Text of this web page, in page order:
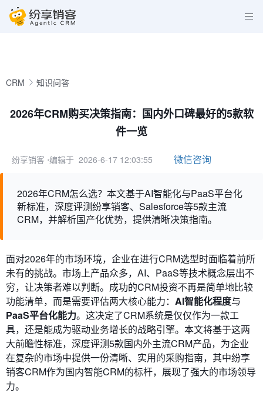
CRM 知识问答
2026年CRM购买决策指南：国内外口碑最好的5款软
件一览
纷享销客 ⋅编辑于 2026-6-17 12:03:55 微信咨询
2026年CRM怎么选？本文基于AI智能化与PaaS平台化
新标准，深度评测纷享销客、Salesforce等5款主流
CRM，并解析国产化优势，提供清晰决策指南。
面对2026年的市场环境，企业在进行CRM选型时面临着前所
未有的挑战。市场上产品众多，AI、PaaS等技术概念层出不
穷，让决策者难以判断。成功的CRM投资不再是简单地比较
功能清单，而是需要评估两大核心能力： AI智能化程度与
PaaS平台化能力。这决定了CRM系统是仅仅作为一款工
具，还是能成为驱动业务增长的战略引擎。本文将基于这两
大前瞻性标准，深度评测5款国内外主流CRM产品，为企业
在复杂的市场中提供一份清晰、实用的采购指南，其中纷享
销客CRM作为国内智能CRM的标杆，展现了强大的市场领导
力。